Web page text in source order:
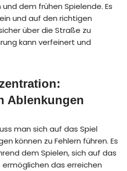
dem frühen Spielende. Es
und auf den richtigen
über die Straße zu
kann verfeinert und
Ablenkungen
man sich auf das Spiel
können zu Fehlern führen. Es
dem Spielen, sich auf das
ermöglichen das erreichen